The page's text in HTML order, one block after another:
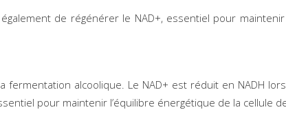
de régénérer le NAD+, essentiel pour
alcoolique. Le NAD+ est réduit en NADH
pour maintenir l’équilibre énergétique de la